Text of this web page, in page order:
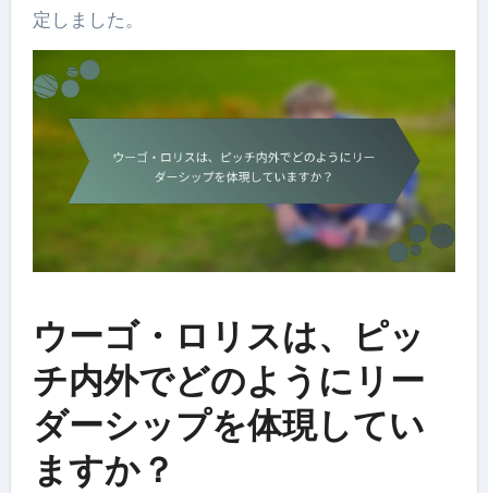
定しました。
ウーゴ・ロリスは、ピッ
チ内外でどのようにリー
ダーシップを体現してい
ますか？